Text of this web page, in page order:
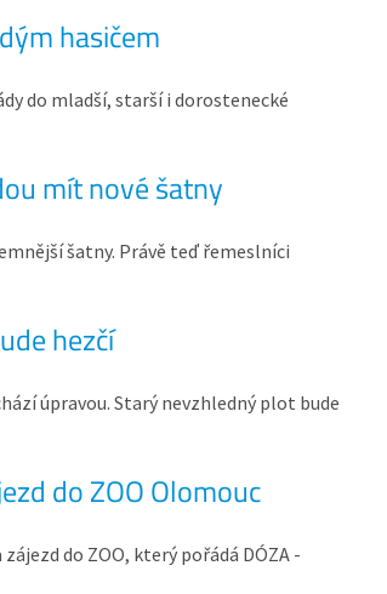
hasičem
do mladší, starší i dorostenecké
mít nové šatny
šatny. Právě teď řemeslníci
hezčí
úpravou. Starý nevzhledný plot bude
do ZOO Olomouc
do ZOO, který pořádá DÓZA -